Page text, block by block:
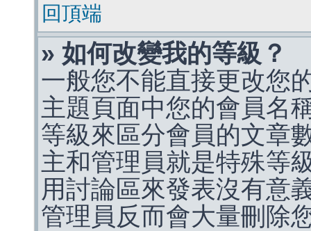
回頂端
» 如何改變我的等級？
一般您不能直接更改您
主題頁面中您的會員名
等級來區分會員的文章
主和管理員就是特殊等
用討論區來發表沒有意
管理員反而會大量刪除